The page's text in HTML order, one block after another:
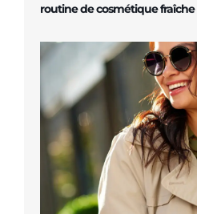
routine de cosmétique fraîche